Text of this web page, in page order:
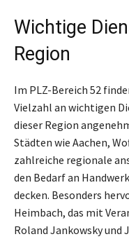
Wichtige
Region
Im PLZ-Bereich 52
Vielzahl an wichtigen
dieser Region
Städten wie Aachen,
zahlreiche regionale
den Bedarf an
decken. Besonders
Heimbach, das mit
Roland Jankowsky und